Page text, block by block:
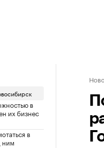
в
их бизнес
в
ним